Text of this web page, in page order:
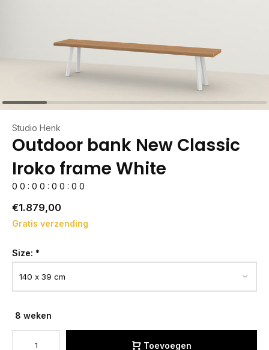
Studio Henk
Outdoor bank New Classic
Iroko frame White
0 0 : 0 0 : 0 0 : 0 0
€1.879,00
Gratis verzending
Size: *
8 weken
Toevoegen